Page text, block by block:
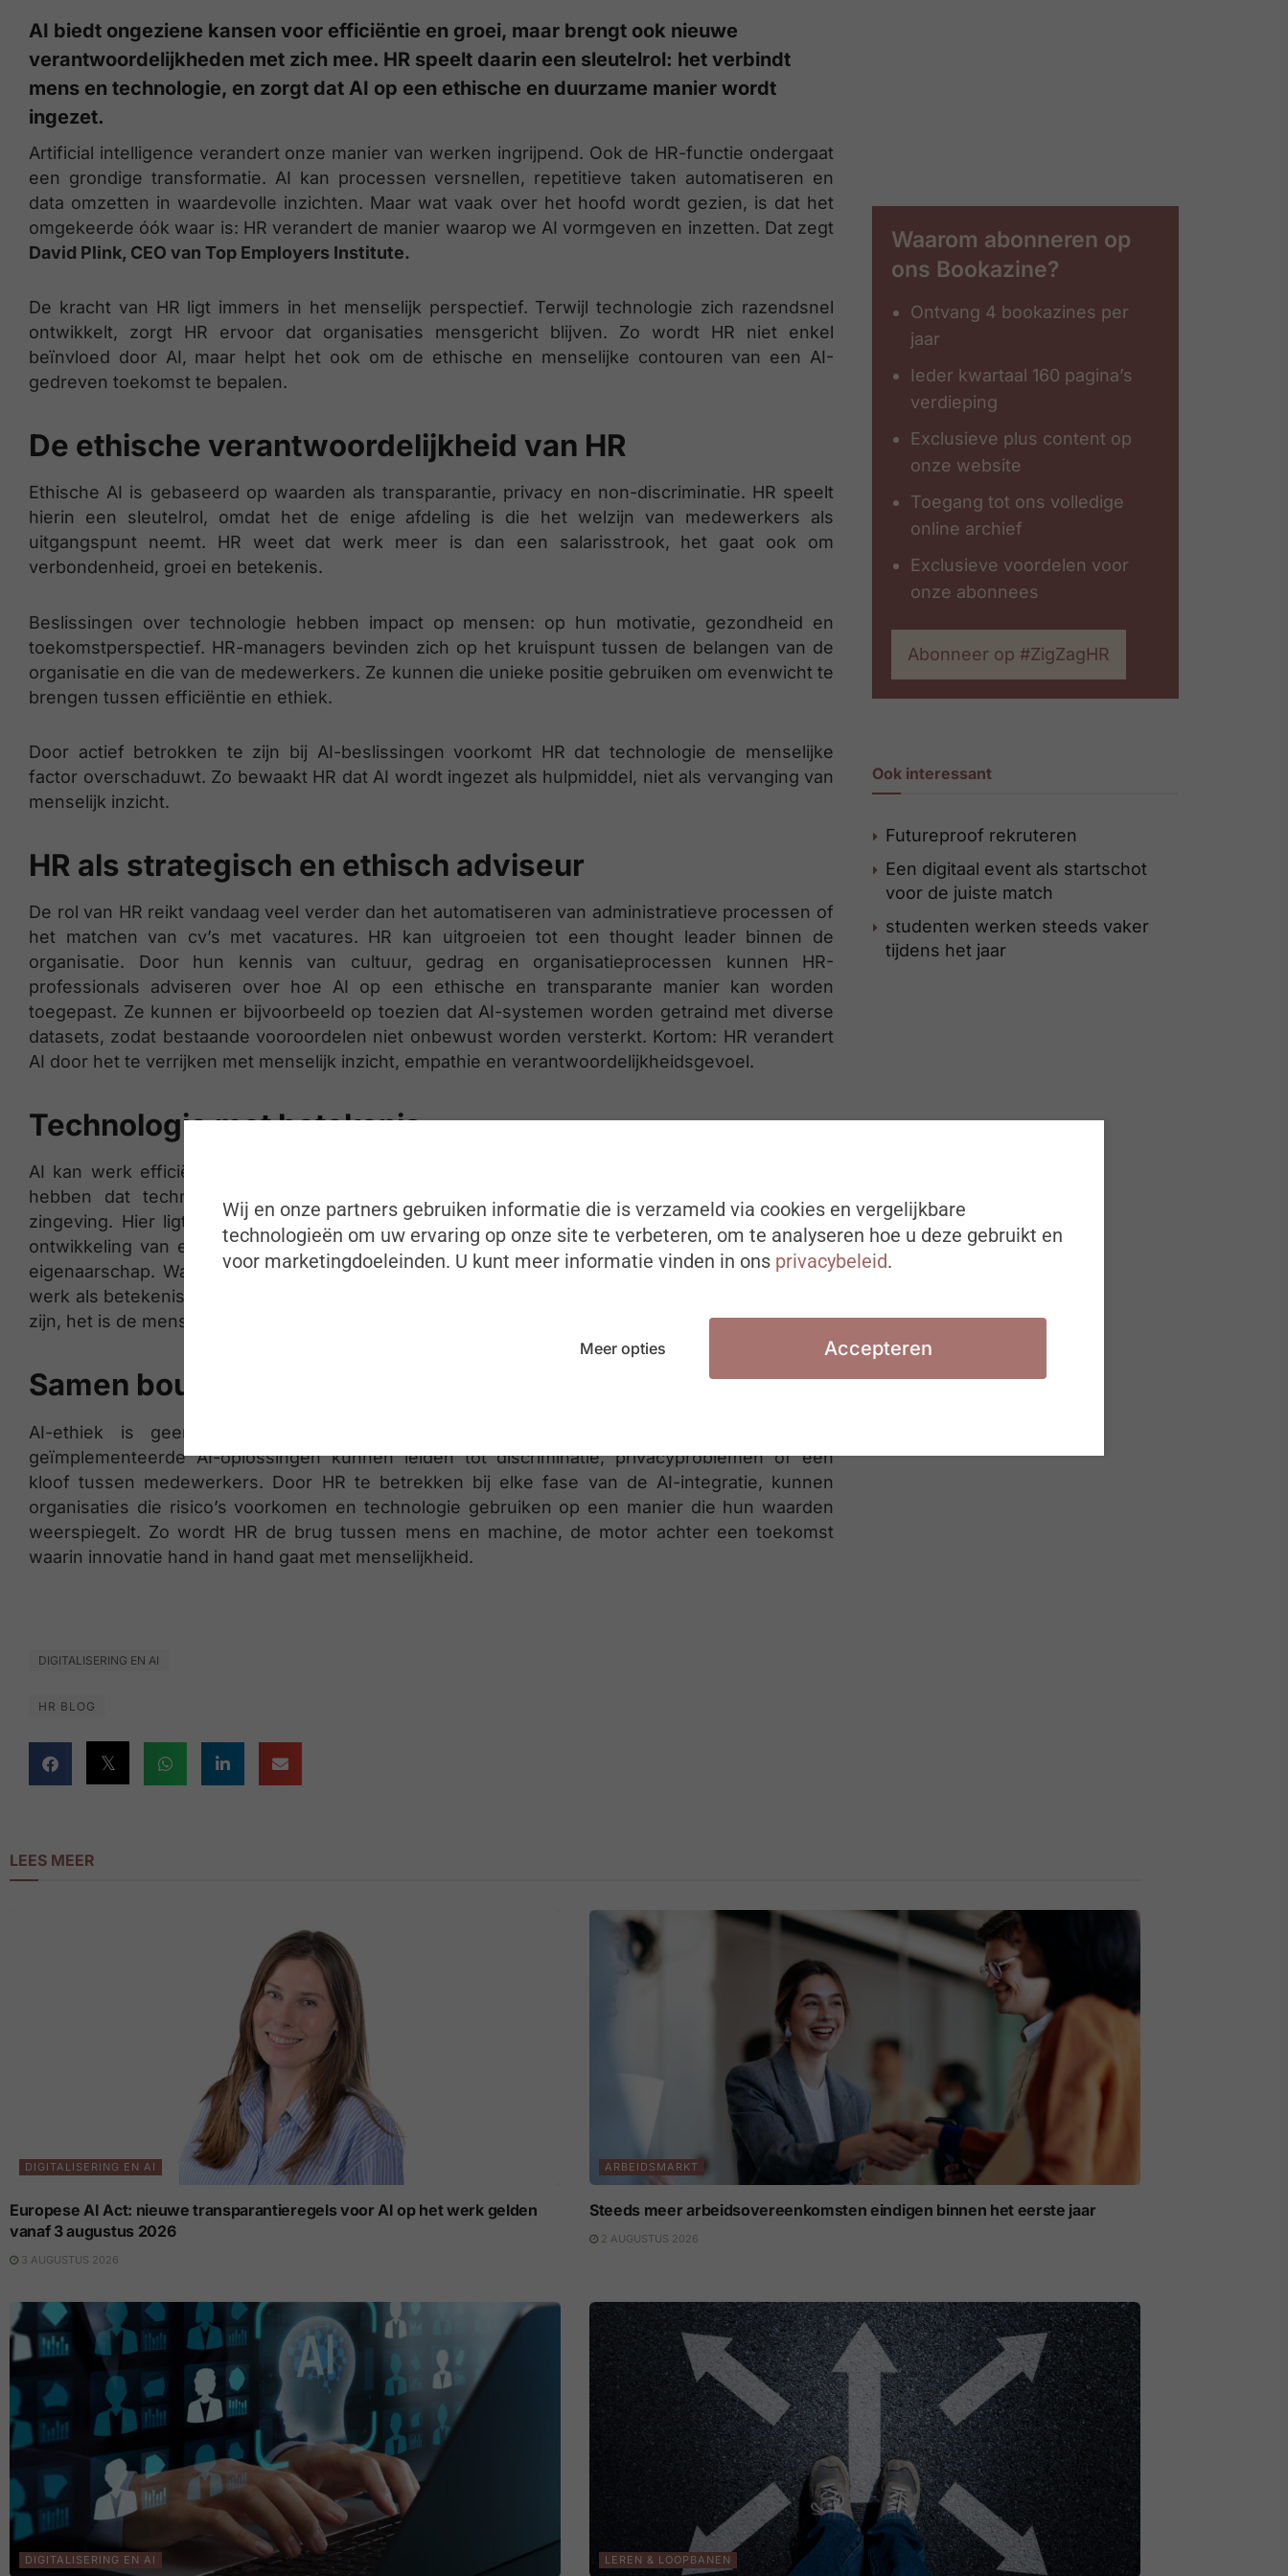
AI biedt ongeziene kansen voor efficiëntie en groei, maar brengt ook nieuwe
verantwoordelijkheden met zich mee. HR speelt daarin een sleutelrol: het verbindt
mens en technologie, en zorgt dat AI op een ethische en duurzame manier wordt
ingezet.
Artificial intelligence verandert onze manier van werken ingrijpend. Ook de HR-functie ondergaat
een grondige transformatie. AI kan processen versnellen, repetitieve taken automatiseren en
data omzetten in waardevolle inzichten. Maar wat vaak over het hoofd wordt gezien, is dat het
omgekeerde óók waar is: HR verandert de manier waarop we AI vormgeven en inzetten. Dat zegt
David Plink, CEO van Top Employers Institute.
De kracht van HR ligt immers in het menselijk perspectief. Terwijl technologie zich razendsnel
ontwikkelt, zorgt HR ervoor dat organisaties mensgericht blijven. Zo wordt HR niet enkel
beïnvloed door AI, maar helpt het ook om de ethische en menselijke contouren van een AI-
gedreven toekomst te bepalen.
De ethische verantwoordelijkheid van HR
Ethische AI is gebaseerd op waarden als transparantie, privacy en non-discriminatie. HR speelt
hierin een sleutelrol, omdat het de enige afdeling is die het welzijn van medewerkers als
uitgangspunt neemt. HR weet dat werk meer is dan een salarisstrook, het gaat ook om
verbondenheid, groei en betekenis.
Beslissingen over technologie hebben impact op mensen: op hun motivatie, gezondheid en
toekomstperspectief. HR-managers bevinden zich op het kruispunt tussen de belangen van de
organisatie en die van de medewerkers. Ze kunnen die unieke positie gebruiken om evenwicht te
brengen tussen efficiëntie en ethiek.
Door actief betrokken te zijn bij AI-beslissingen voorkomt HR dat technologie de menselijke
factor overschaduwt. Zo bewaakt HR dat AI wordt ingezet als hulpmiddel, niet als vervanging van
menselijk inzicht.
HR als strategisch en ethisch adviseur
De rol van HR reikt vandaag veel verder dan het automatiseren van administratieve processen of
het matchen van cv’s met vacatures. HR kan uitgroeien tot een thought leader binnen de
organisatie. Door hun kennis van cultuur, gedrag en organisatieprocessen kunnen HR-
professionals adviseren over hoe AI op een ethische en transparante manier kan worden
toegepast. Ze kunnen er bijvoorbeeld op toezien dat AI-systemen worden getraind met diverse
datasets, zodat bestaande vooroordelen niet onbewust worden versterkt. Kortom: HR verandert
AI door het te verrijken met menselijk inzicht, empathie en verantwoordelijkheidsgevoel.
Technologie met betekenis
AI kan werk efficiënter maken, maar ook afstand creëren. Wanneer medewerkers het gevoel
hebben dat technologie beslissingen overneemt zonder hun betrokkenheid, verdwijnt de
zingeving. Hier ligt opnieuw een cruciale rol voor HR. Door medewerkers te betrekken bij de
ontwikkeling van een AI-strategie, creëert HR niet alleen draagvlak, maar ook een gevoel van
eigenaarschap. Wanneer mensen begrijpen hóé en wáárom AI wordt ingezet, ervaren ze hun
werk als betekenisvoller en voelen ze zich gewaardeerd in de transformatie. AI mag dan wel slim
zijn, het is de mens die richting geeft aan die intelligentie.
Samen bouwen aan een mensgerichte toekomst
AI-ethiek is geen bijzaak; het is een strategische voorwaarde voor succes. Slecht
geïmplementeerde AI-oplossingen kunnen leiden tot discriminatie, privacyproblemen of een
kloof tussen medewerkers. Door HR te betrekken bij elke fase van de AI-integratie, kunnen
organisaties die risico’s voorkomen en technologie gebruiken op een manier die hun waarden
weerspiegelt. Zo wordt HR de brug tussen mens en machine, de motor achter een toekomst
waarin innovatie hand in hand gaat met menselijkheid.
DIGITALISERING EN AI
HR BLOG
Waarom abonneren op
ons Bookazine?
Ontvang 4 bookazines per
jaar
Ieder kwartaal 160 pagina’s
verdieping
Exclusieve plus content op
onze website
Toegang tot ons volledige
online archief
Exclusieve voordelen voor
onze abonnees
Abonneer op #ZigZagHR
Ook interessant
Futureproof rekruteren
Een digitaal event als startschot
voor de juiste match
studenten werken steeds vaker
tijdens het jaar
LEES MEER
DIGITALISERING EN AI
Europese AI Act: nieuwe transparantieregels voor AI op het werk gelden
vanaf 3 augustus 2026
3 AUGUSTUS 2026
ARBEIDSMARKT
Steeds meer arbeidsovereenkomsten eindigen binnen het eerste jaar
2 AUGUSTUS 2026
DIGITALISERING EN AI LEREN & LOOPBANEN
Wij en onze partners gebruiken informatie die is verzameld via cookies en vergelijkbare
technologieën om uw ervaring op onze site te verbeteren, om te analyseren hoe u deze gebruikt en
voor marketingdoeleinden. U kunt meer informatie vinden in ons privacybeleid.
Meer opties Accepteren